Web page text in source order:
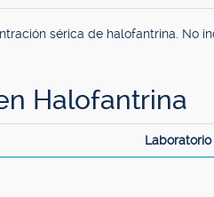
sérica de halofantrina. No
Halofantrina
Laboratorio